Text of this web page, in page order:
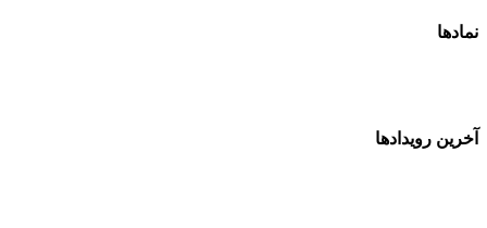
نمادها
آخرین رویدادها